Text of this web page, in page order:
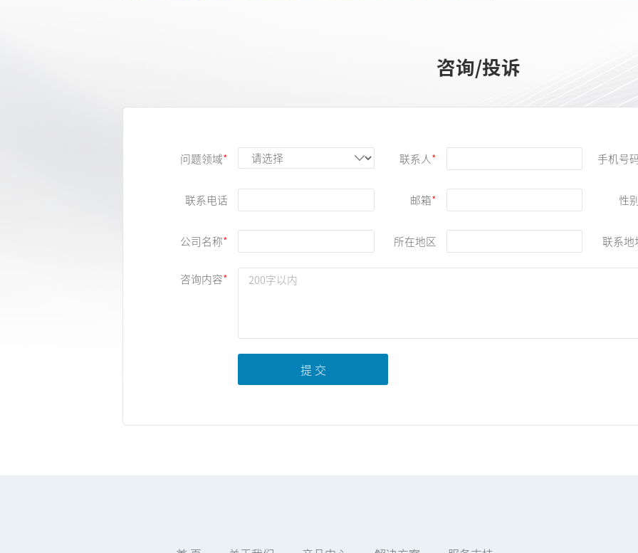
咨询/投诉
问题领域 联系人 手机号
联系电话 邮箱 性
公司名称 所在地区 联系地
咨询内容
提 交